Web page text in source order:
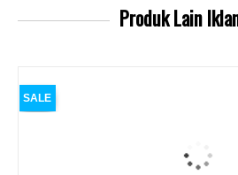
Produk Lain
SALE